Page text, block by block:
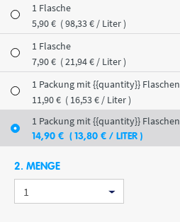
1 Flasche
5,90€ ( 98,33€ / Liter )
1 Flasche
7,90€ ( 21,94€ / Liter )
1 Packung mit {{quantity}} Flaschen
11,90€ ( 16,53€ / Liter )
1 Packung mit {{quantity}} Flaschen
14,90 € ( 13,80 € / LITER )
2. MENGE